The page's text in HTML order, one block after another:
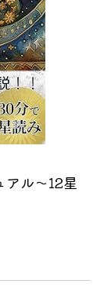
ル～12星